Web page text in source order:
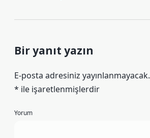
Bir yanıt yazın
E-posta adresiniz yayınlanmayacak.
* ile işaretlenmişlerdir
Yorum